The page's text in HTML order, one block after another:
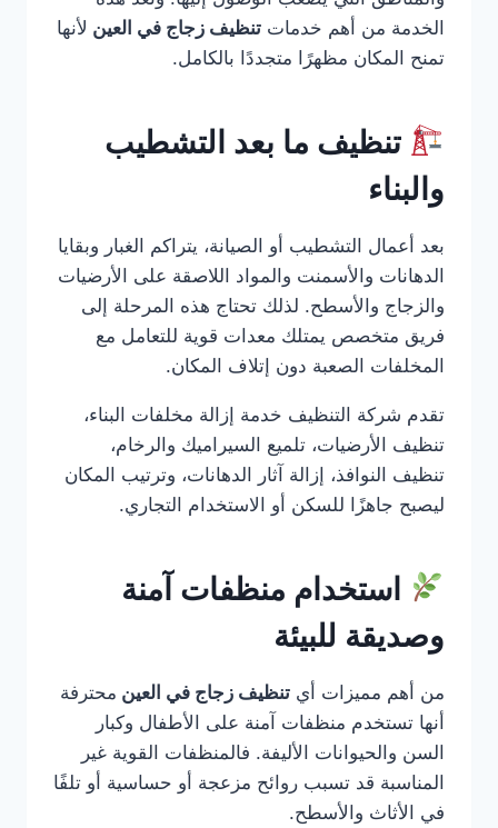
الخدمة من أهم خدمات تنظيف زجاج في العين لأنها
تمنح المكان مظهرًا متجددًا بالكامل.
تنظيف ما بعد التشطيب
والبناء
بعد أعمال التشطيب أو الصيانة، يتراكم الغبار وبقايا
الدهانات والأسمنت والمواد اللاصقة على الأرضيات
والزجاج والأسطح. لذلك تحتاج هذه المرحلة إلى
فريق متخصص يمتلك معدات قوية للتعامل مع
المخلفات الصعبة دون إتلاف المكان.
تقدم شركة التنظيف خدمة إزالة مخلفات البناء،
تنظيف الأرضيات، تلميع السيراميك والرخام،
تنظيف النوافذ، إزالة آثار الدهانات، وترتيب المكان
ليصبح جاهزًا للسكن أو الاستخدام التجاري.
استخدام منظفات آمنة
وصديقة للبيئة
من أهم مميزات أي تنظيف زجاج في العين محترفة
أنها تستخدم منظفات آمنة على الأطفال وكبار
السن والحيوانات الأليفة. فالمنظفات القوية غير
المناسبة قد تسبب روائح مزعجة أو حساسية أو تلفًا
في الأثاث والأسطح.